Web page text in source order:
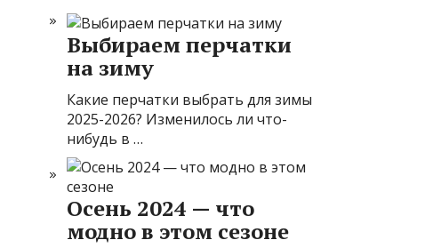
Выбираем перчатки
на зиму
Какие перчатки выбрать для зимы
2025-2026? Изменилось ли что-
нибудь в …
Осень 2024 — что
модно в этом сезоне